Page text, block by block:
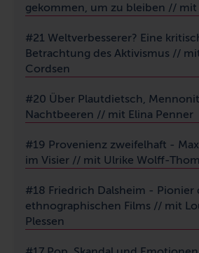
gekommen, um zu bleiben // mit
#21 Weltverbesserer? Eine
Betrachtung des Aktivismus //
Cordsen
#20 Über Plautdietsch,
Nachtbeeren // mit Elina Penner
#19 Provenienz zweifelhaft -
im Visier // mit Ulrike Wolff-
#18 Friedrich Dalsheim - Pionier
ethnographischen Films // mit
Plessen